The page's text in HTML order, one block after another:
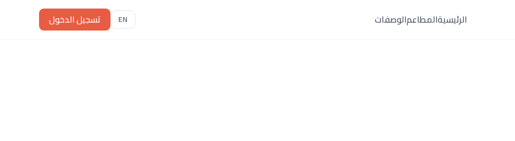
الرئيسيةالمطاعمالوصفات EN تسجيل الدخول